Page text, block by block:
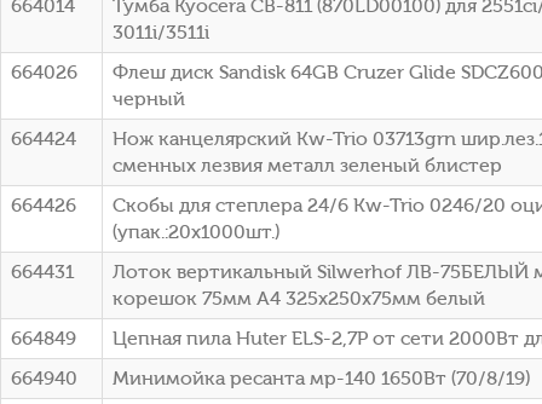
664014
Тумба Kyocera CB-811 (870LD00100) для
3011i/3511i
664026
Флеш диск Sandisk 64GB Cruzer Glide
черный
664424
Нож канцелярский Kw-Trio 03713grn
сменных лезвия металл зеленый блистер
664426
Скобы для степлера 24/6 Kw-Trio 0246/20
(упак.:20x1000шт.)
664431
Лоток вертикальный Silwerhof ЛВ-75БЕЛЫЙ
корешок 75мм A4 325x250x75мм белый
664849
Цепная пила Huter ELS-2,7P от сети 2000Вт
664940
Минимойка ресанта мр-140 1650Вт (70/8/19)